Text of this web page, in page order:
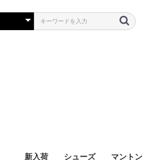
新入荷 シューズ マントン